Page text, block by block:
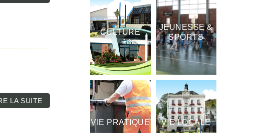
LA SUITE­­
CULTURE
JEUNESSE &
SPORTS
VIE PRATIQUE VIE LOCALE